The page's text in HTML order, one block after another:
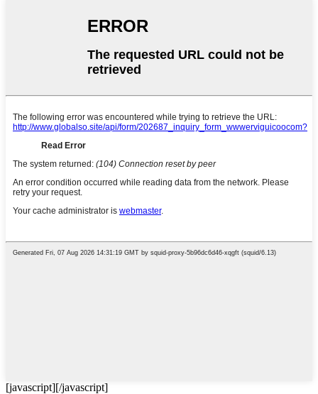
[javascript][/javascript]